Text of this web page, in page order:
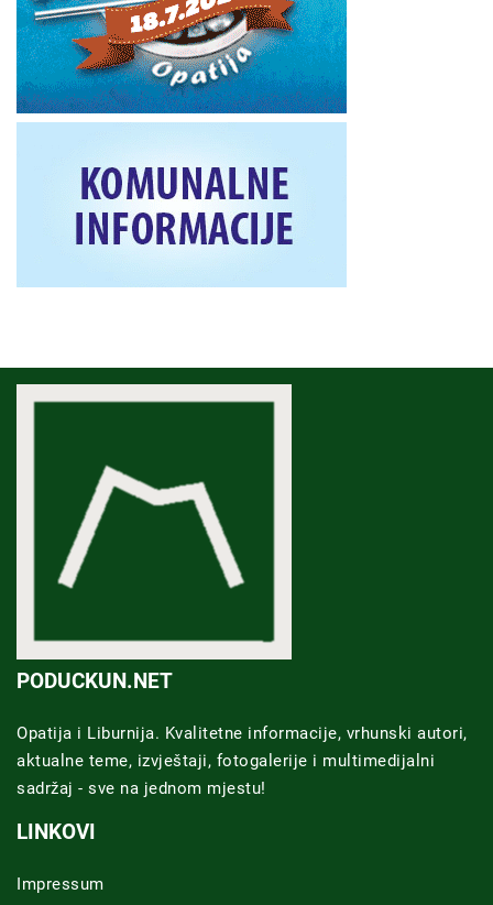
PODUCKUN.NET
Opatija i Liburnija. Kvalitetne informacije, vrhunski autori,
aktualne teme, izvještaji, fotogalerije i multimedijalni
sadržaj - sve na jednom mjestu!
LINKOVI
Impressum